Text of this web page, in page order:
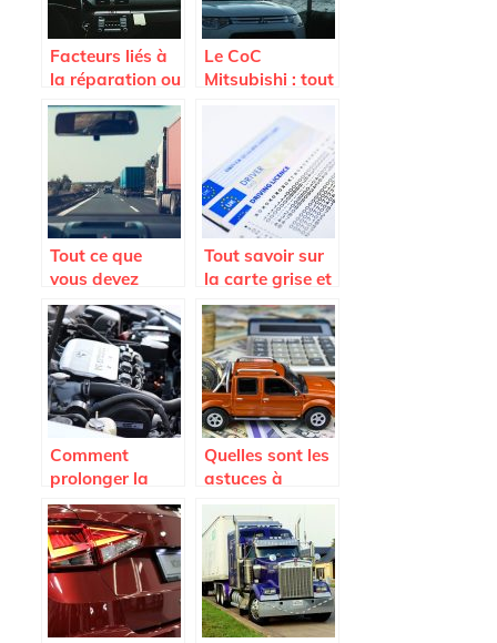
Facteurs liés à
la réparation ou
au
remplacement
du pare-brise
Le CoC
Mitsubishi : tout
document
indispensable
Tout ce que
vous devez
savoir avant
l’achat d’un
pare-brise de
voiture
Tout savoir sur
la carte grise et
son duplicata
Comment
prolonger la
duree de vie de
son vehicule a
cout reduit ?
Quelles sont les
astuces à
payer le moins
cher possible
son assurance
auto ?